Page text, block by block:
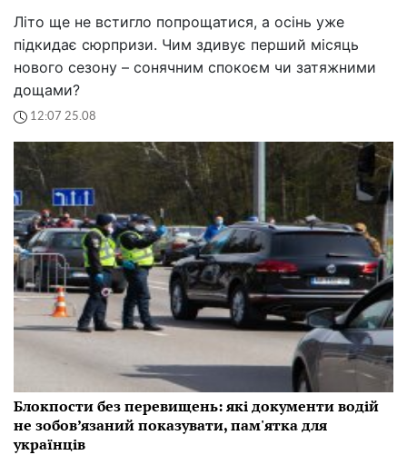
Літо ще не встигло попрощатися, а осінь уже
підкидає сюрпризи. Чим здивує перший місяць
нового сезону – сонячним спокоєм чи затяжними
дощами?
12:07 25.08
Блокпости без перевищень: які документи водій
не зобов’язаний показувати, пам'ятка для
українців